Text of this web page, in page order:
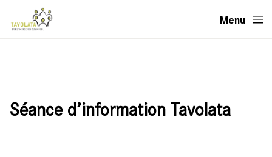
Menu
Séance d’information Tavolata